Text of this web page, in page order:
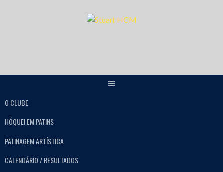
O CLUBE
HÓQUEI EM PATINS
PATINAGEM ARTÍSTICA
CALENDÁRIO / RESULTADOS